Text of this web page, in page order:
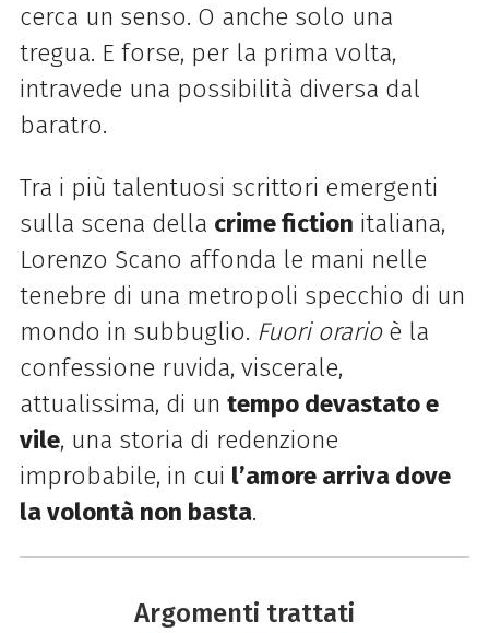
cerca un senso. O anche solo una
tregua. E forse, per la prima volta,
intravede una possibilità diversa dal
baratro.
Tra i più talentuosi scrittori emergenti
sulla scena della crime fiction italiana,
Lorenzo Scano affonda le mani nelle
tenebre di una metropoli specchio di un
mondo in subbuglio. Fuori orarioè la
confessione ruvida, viscerale,
attualissima, di un tempo devastato e
vile, una storia di redenzione
improbabile, in cui l’amore arriva dove
la volontà non basta.
Argomenti trattati